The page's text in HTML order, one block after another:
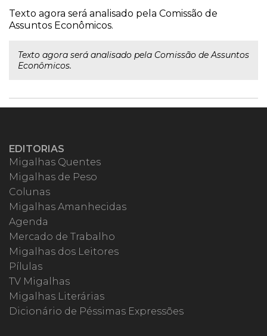
Texto agora será analisado pela Comissão de
Assuntos Econômicos.
Texto agora será analisado pela Comissão de Assuntos
Econômicos.
EDITORIAS
Migalhas Quentes
Migalhas de Peso
Colunas
Migalhas Amanhecidas
Agenda
Mercado de Trabalho
Migalhas dos Leitores
Pílulas
TV Migalhas
Migalhas Literárias
Dicionário de Péssimas Expressões